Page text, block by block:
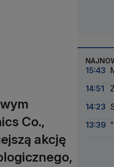
Co.,
akcję
15:43
14:51
14:23
13:39